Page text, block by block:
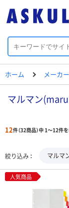
ホーム メーカ
マルマン
12件（32商品）中 1～12件
絞り込み マルマ
人気商品